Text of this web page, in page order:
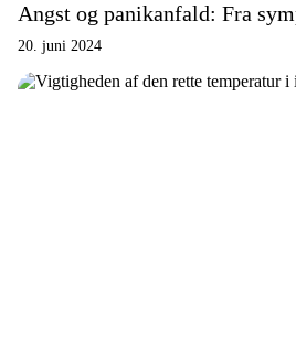
Angst og panikanfald: Fra
20. juni 2024